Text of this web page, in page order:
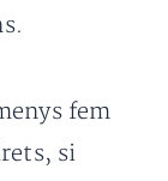
fem
si